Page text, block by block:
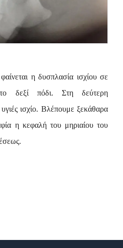
η δυσπλασία ισχίου σε
δεξί πόδι. Στη δεύτερη
υγιές ισχίο. Βλέπουμε ξεκάθαρα
η κεφαλή του μηριαίου του